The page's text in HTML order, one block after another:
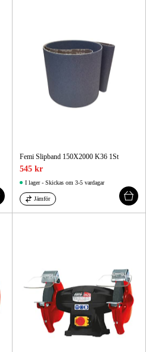
Femi Slipband 150X2000 K36 1St
545 kr
I lager - Skickas om 3-5 vardagar
Jämför